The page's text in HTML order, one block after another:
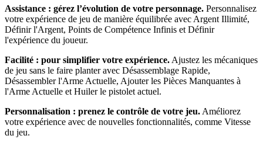
Assistance : gérez l’évolution de votre personnage. Personnalisez
votre expérience de jeu de manière équilibrée avec Argent Illimité,
Définir l'Argent, Points de Compétence Infinis et Définir
l'expérience du joueur.
Facilité : pour simplifier votre expérience. Ajustez les mécaniques
de jeu sans le faire planter avec Désassemblage Rapide,
Désassembler l'Arme Actuelle, Ajouter les Pièces Manquantes à
l'Arme Actuelle et Huiler le pistolet actuel.
Personnalisation : prenez le contrôle de votre jeu. Améliorez
votre expérience avec de nouvelles fonctionnalités, comme Vitesse
du jeu.